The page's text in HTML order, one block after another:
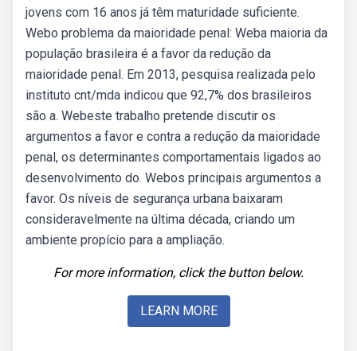
jovens com 16 anos já têm maturidade suficiente.
Webo problema da maioridade penal: Weba maioria da
população brasileira é a favor da redução da
maioridade penal. Em 2013, pesquisa realizada pelo
instituto cnt/mda indicou que 92,7% dos brasileiros
são a. Webeste trabalho pretende discutir os
argumentos a favor e contra a redução da maioridade
penal, os determinantes comportamentais ligados ao
desenvolvimento do. Webos principais argumentos a
favor. Os níveis de segurança urbana baixaram
consideravelmente na última década, criando um
ambiente propício para a ampliação.
For more information, click the button below.
LEARN MORE